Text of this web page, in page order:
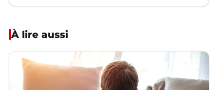
À lire aussi